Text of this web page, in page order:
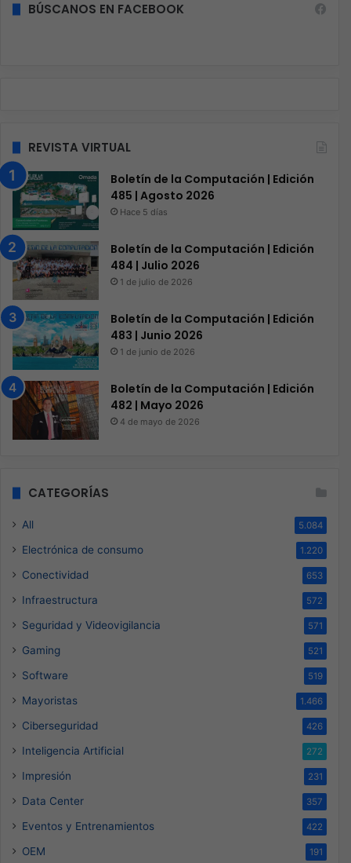
BÚSCANOS EN FACEBOOK
REVISTA VIRTUAL
Boletín de la Computación | Edición
485 | Agosto 2026
Hace 5 días
Boletín de la Computación | Edición
484 | Julio 2026
1 de julio de 2026
Boletín de la Computación | Edición
483 | Junio 2026
1 de junio de 2026
Boletín de la Computación | Edición
482 | Mayo 2026
4 de mayo de 2026
CATEGORÍAS
All 5.084
Electrónica de consumo 1.220
Conectividad 653
Infraestructura 572
Seguridad y Videovigilancia 571
Gaming 521
Software 519
Mayoristas 1.466
Ciberseguridad 426
Inteligencia Artificial 272
Impresión 231
Data Center 357
Eventos y Entrenamientos 422
OEM 191